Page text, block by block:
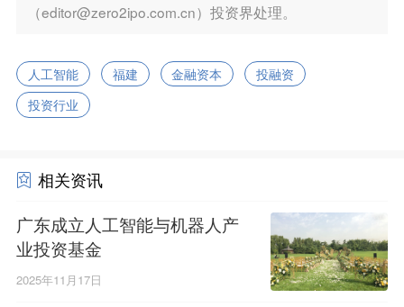
（editor@zero2ipo.com.cn）投资界处理。
人工智能 福建 金融资本
投融资
投资行业
相关资讯
广东成立人工智能与机器人产
业投资基金
2025年11月17日